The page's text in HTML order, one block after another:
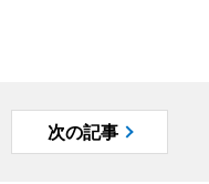
次の記事